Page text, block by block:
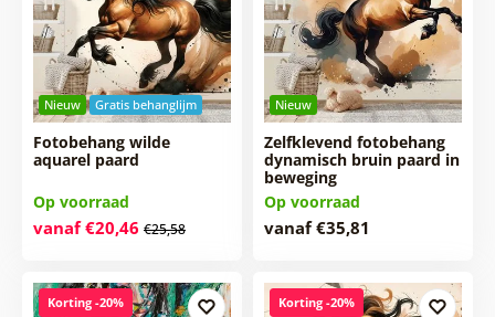
Nieuw Gratis behanglijm
Fotobehang wilde
aquarel paard
Op voorraad
vanaf €20,46 €25,58
Nieuw
Zelfklevend fotobehang
dynamisch bruin paard in
beweging
Op voorraad
vanaf €35,81
Korting -20% Korting -20%